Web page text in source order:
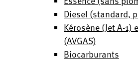
Diesel (standard,
Kérosène (Jet A-1)
(AVGAS)
Biocarburants